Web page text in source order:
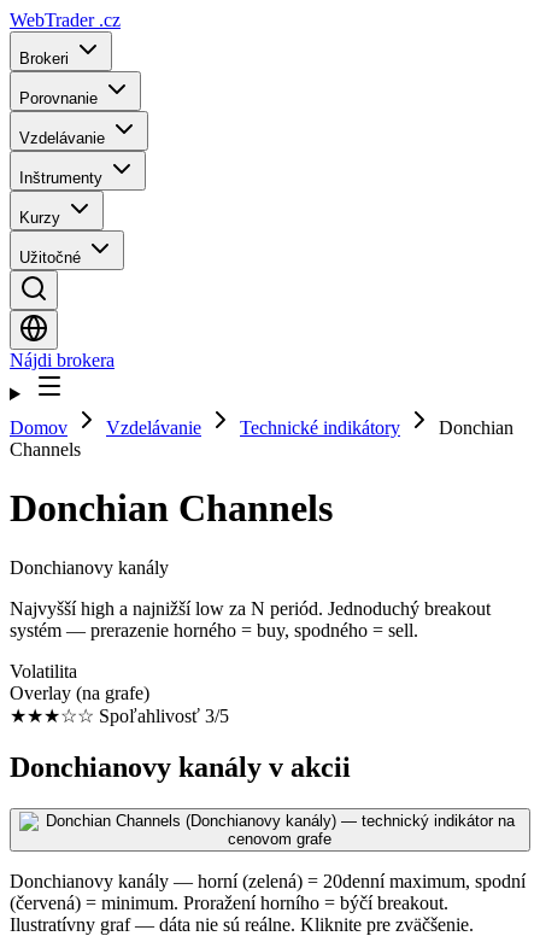
WebTrader .cz
Brokeri
Porovnanie
Vzdelávanie
Inštrumenty
Kurzy
Užitočné
Nájdi brokera
Domov Vzdelávanie Technické indikátory
Donchian
Channels
Donchian Channels
Donchianovy kanály
Najvyšší high a najnižší low za N periód. Jednoduchý breakout
systém — prerazenie horného = buy, spodného = sell.
Volatilita
Overlay (na grafe)
★★★☆☆ Spoľahlivosť 3/5
Donchianovy kanály v akcii
Donchianovy kanály — horní (zelená) = 20denní maximum, spodní
(červená) = minimum. Proražení horního = býčí breakout.
Ilustratívny graf — dáta nie sú reálne. Kliknite pre zväčšenie.